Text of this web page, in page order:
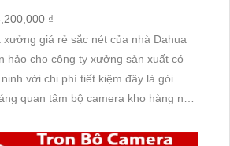
₫
xưởng giá rẻ sắc nét của nhà Dahua
hảo cho công ty xưởng sản xuất có
với chi phí tiết kiệm đây là gói
camera kho hàng nhà
người dùng với bộ camera camera IP